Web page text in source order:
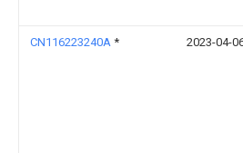
CN116223240A * 2023-04-